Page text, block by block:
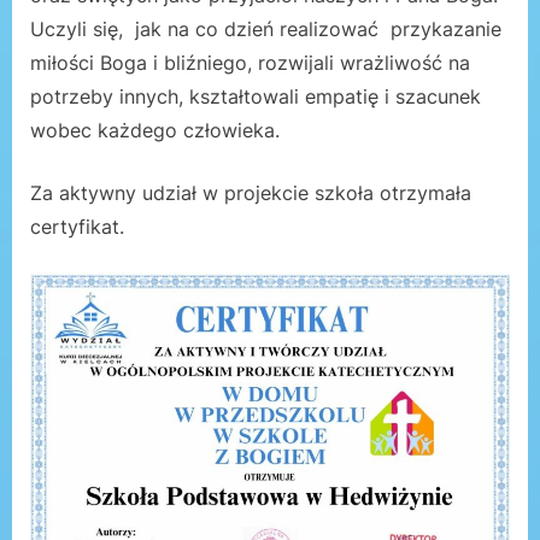
Uczyli się, jak na co dzień realizować przykazanie
miłości Boga i bliźniego, rozwijali wrażliwość na
potrzeby innych, kształtowali empatię i szacunek
wobec każdego człowieka.
Za aktywny udział w projekcie szkoła otrzymała
certyfikat.